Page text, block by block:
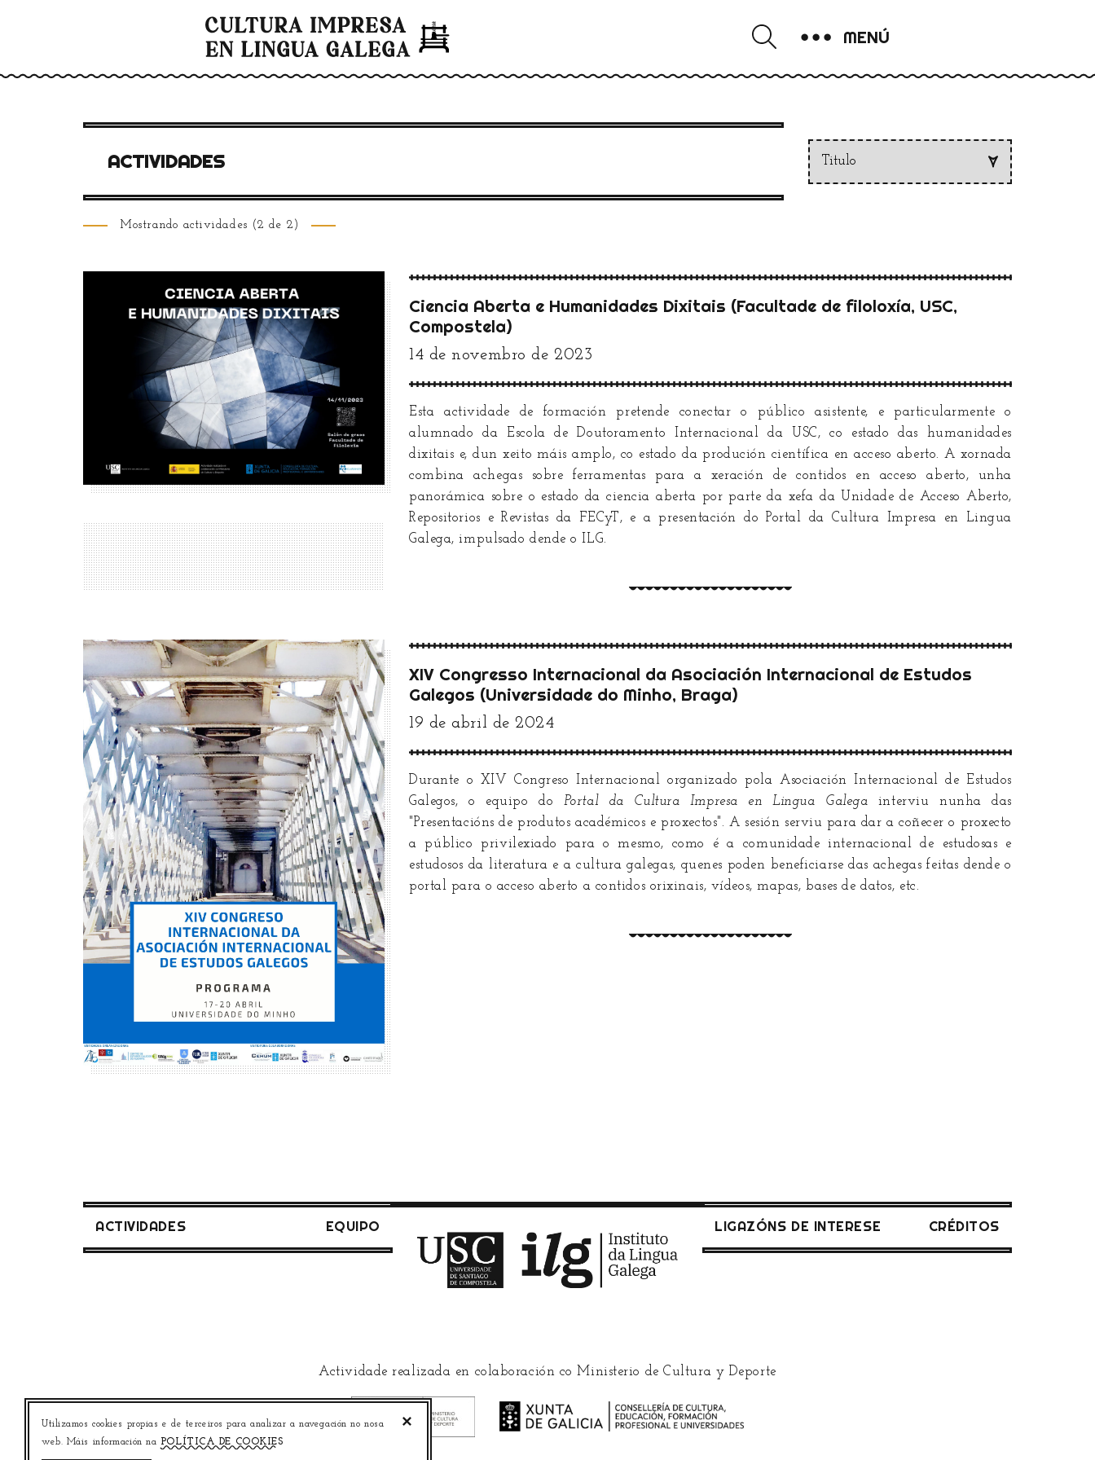
MENÚ
ACTIVIDADES
Mostrando actividades (2 de 2)
Ciencia Aberta e Humanidades Dixitais (Facultade de filoloxía, USC,
Compostela)
14 de novembro de 2023
Esta actividade de formación pretende conectar o público asistente, e particularmente o
alumnado da Escola de Doutoramento Internacional da USC, co estado das humanidades
dixitais e, dun xeito máis amplo, co estado da produción científica en acceso aberto. A xornada
combina achegas sobre ferramentas para a xeración de contidos en acceso aberto, unha
panorámica sobre o estado da ciencia aberta por parte da xefa da Unidade de Acceso Aberto,
Repositorios e Revistas da FECyT, e a presentación do Portal da Cultura Impresa en Lingua
Galega, impulsado dende o ILG.
XIV Congresso Internacional da Asociación Internacional de Estudos
Galegos (Universidade do Minho, Braga)
19 de abril de 2024
Durante o XIV Congreso Internacional organizado pola Asociación Internacional de Estudos
Galegos, o equipo do Portal da Cultura Impresa en Lingua Galega interviu nunha das
"Presentacións de produtos académicos e proxectos". A sesión serviu para dar a coñecer o proxecto
a público privilexiado para o mesmo, como é a comunidade internacional de estudosas e
estudosos da literatura e a cultura galegas, quenes poden beneficiarse das achegas feitas dende o
portal para o acceso aberto a contidos orixinais, vídeos, mapas, bases de datos, etc.
ACTIVIDADES EQUIPO LIGAZÓNS DE INTERESE CRÉDITOS
Actividade realizada en colaboración co Ministerio de Cultura y Deporte
✕
Utilizamos cookies propias e de terceiros para analizar a navegación no nosa
web. Máis información na POLÍTICA DE COOKIES